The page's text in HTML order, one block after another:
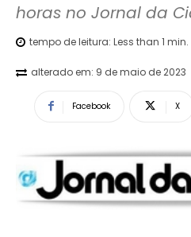
horas no Jornal da
tempo de leitura: Less than 1 min.
alterado em: 9 de maio de 2023
Facebook X